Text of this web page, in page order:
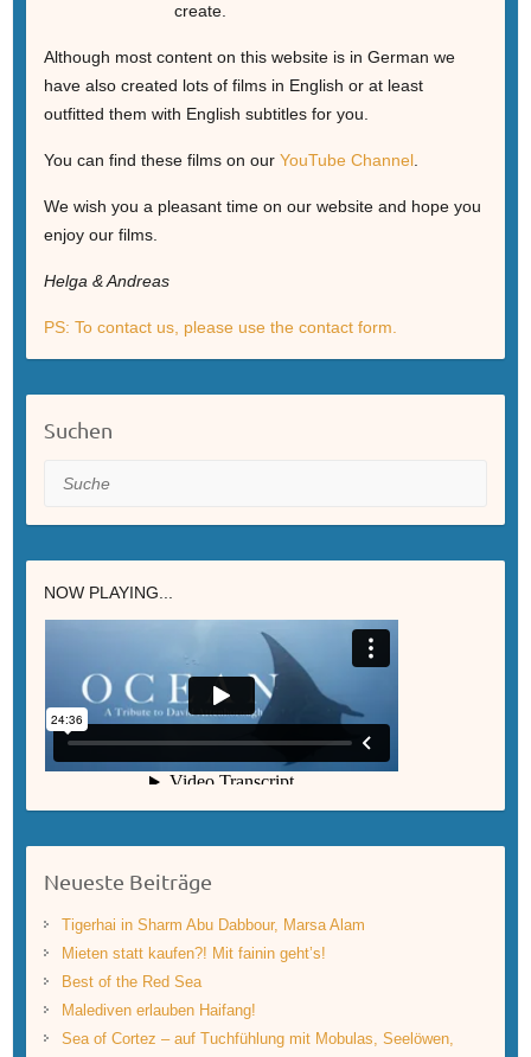
create.
Although most content on this website is in German we
have also created lots of films in English or at least
outfitted them with English subtitles for you.
You can find these films on our YouTube Channel.
We wish you a pleasant time on our website and hope you
enjoy our films.
Helga & Andreas
PS: To contact us, please use the contact form.
Suchen
Suche
NOW PLAYING...
Neueste Beiträge
Tigerhai in Sharm Abu Dabbour, Marsa Alam
Mieten statt kaufen?! Mit fainin geht’s!
Best of the Red Sea
Malediven erlauben Haifang!
Sea of Cortez – auf Tuchfühlung mit Mobulas, Seelöwen,